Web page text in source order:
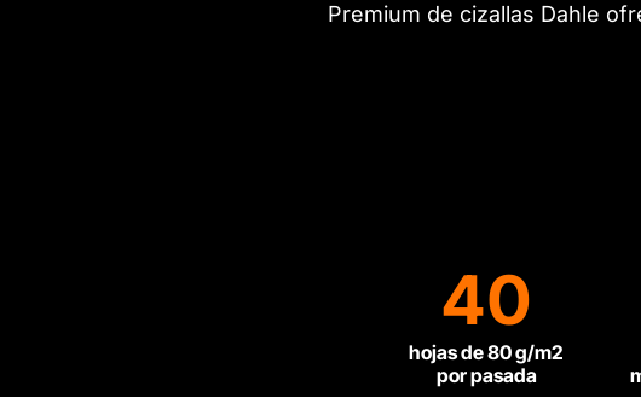
Premium de cizallas Dahle
40
hojas de 80 g/m2
por pasada